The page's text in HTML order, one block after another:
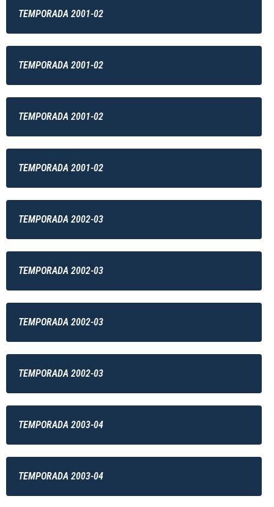
TEMPORADA 2001-02
TEMPORADA 2001-02
TEMPORADA 2001-02
TEMPORADA 2001-02
TEMPORADA 2002-03
TEMPORADA 2002-03
TEMPORADA 2002-03
TEMPORADA 2002-03
TEMPORADA 2003-04
TEMPORADA 2003-04